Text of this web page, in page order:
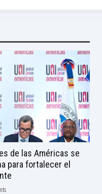
de las Américas se
para fortalecer el